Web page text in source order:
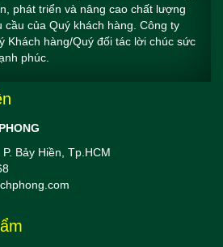
phát triển và nâng cao chất lượng
cầu của Quý khách hàng. Công ty
Khách hàng/Quý đối tác lời chúc sức
phúc.
Bảy Hiền, Tp.HCM